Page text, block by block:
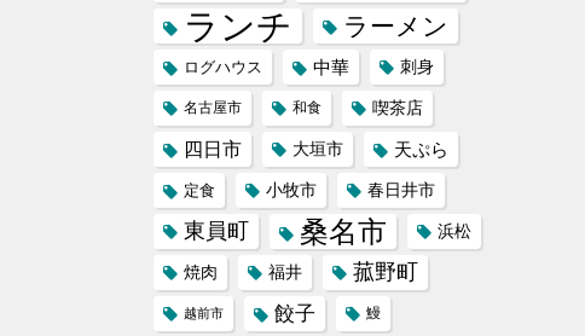
ランチ ラーメン
ログハウス 中華 刺身
名古屋市 和食 喫茶店
四日市 大垣市 天ぷら
定食 小牧市 春日井市
東員町 桑名市 浜松
焼肉 福井 菰野町
越前市 餃子 鰻